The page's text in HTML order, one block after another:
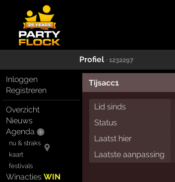
Profiel · 1232297
Inloggen
Registreren
Overzicht
Nieuws
Agenda
nu & straks
kaart
festivals
WinactiesWIN
Tijsacc1
Lid sinds
Status
Laatst hier
Laatste aanpassing